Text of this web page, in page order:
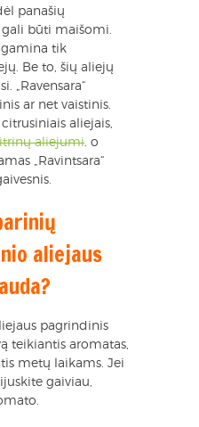
panašių
būti maišomi.
gamina tik
Be to, šių aliejų
„Ravensara“
ar net vaistinis.
aliejais,
aliejumi. o
„Ravintsara“
aliejaus
pagrindinis
teikiantis aromatas,
metų laikams. Jei
gaiviau,